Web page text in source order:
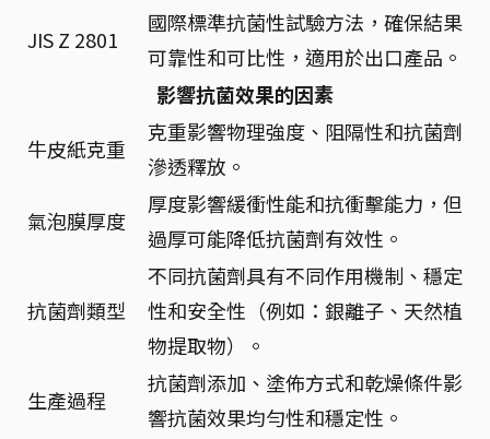
JIS Z 2801
國際標準抗菌性試驗方法，確保結果
可靠性和可比性，適用於出口產品。
影響抗菌效果的因素
牛皮紙克重
克重影響物理強度、阻隔性和抗菌劑
滲透釋放。
氣泡膜厚度
厚度影響緩衝性能和抗衝擊能力，但
過厚可能降低抗菌劑有效性。
抗菌劑類型
不同抗菌劑具有不同作用機制、穩定
性和安全性（例如：銀離子、天然植
物提取物）。
生產過程
抗菌劑添加、塗佈方式和乾燥條件影
響抗菌效果均勻性和穩定性。